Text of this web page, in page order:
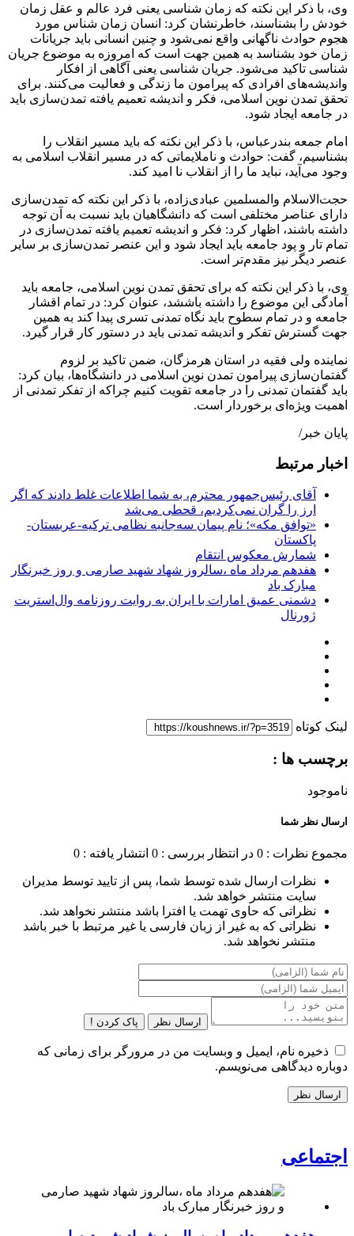
وی، با ذکر این نکته که زمان شناسی یعنی فرد عالم و عقل زمان
خودش را بشناسند، خاطرنشان کرد: انسان زمان شناس مورد
هجوم حوادث ناگهانی واقع نمی‌شود و چنین انسانی باید جریانات
زمان خود بشناسد به همین جهت است که امروزه به موضوع جریان
شناسی تاکید می‌شود. جریان شناسی یعنی آگاهی از افکار
واندیشه‌های افرادی که پیرامون ما زندگی و فعالیت می‌کنند. برای
تحقق تمدن نوین اسلامی، فکر و اندیشه تعمیم یافته تمدن‌‌سازی باید
در جامعه ایجاد شود.
امام جمعه بندرعباس، با ذکر این نکته که باید مسیر انقلاب را
بشناسیم، گفت: حوادث و ناملایماتی که در مسیر انقلاب اسلامی به
وجود می‌آید، نباید ما را از انقلاب نا امید کند.
حجت‌الاسلام والمسلمین عبادی‌زاده، با ذکر این نکته که تمدن‌سازی
دارای عناصر مختلفی است که دانشگاهیان باید نسبت به آن توجه
داشته باشند، اظهار کرد: فکر و اندیشه تعمیم یافته تمدن‌‌سازی در
تمام تار و پود جامعه باید ایجاد شود و این عنصر تمدن‌سازی بر سایر
عنصر دیگر نیز مقدم‌تر است.
وی، با ذکر این نکته که برای تحقق تمدن نوین اسلامی، جامعه باید
آمادگی این موضوع را داشته باششد، عنوان کرد: در تمام اقشار
جامعه و در تمام سطوح باید نگاه تمدنی تسری پیدا کند به همین
جهت گسترش تفکر و اندیشه تمدنی باید در دستور کار قرار گیرد.
نماینده ولی فقیه در استان هرمزگان، ضمن تاکید بر لزوم
گفتمان‌سازی پیرامون تمدن نوین اسلامی در دانشگاه‌ها، بیان کرد:
باید گفتمان تمدنی را در جامعه تقویت کنیم چراکه از تفکر تمدنی از
اهمیت ویژه‌ای برخوردار است.
پایان خبر/
اخبار مرتبط
آقای رئیس‌جمهور محترم، به شما اطلاعات غلط دادند که اگر
ارز را گران نمی‌کردیم، قحطی می‌شد
«توافق مکه»؛ نام پیمان سه‌جانبه نظامی ترکیه-عربستان-
پاکستان
شمارش معکوس انتقام
هفدهم مرداد ماه ،سالروز شهاد شهید صارمی و روز خبرنگار
مبارک باد
دشمنی عمیق امارات با ایران به روایت روزنامه وال‌استریت
ژورنال
لینک کوتاه
برچسب ها :
ناموجود
ارسال نظر شما
مجموع نظرات : 0 در انتظار بررسی : 0 انتشار یافته : 0
نظرات ارسال شده توسط شما، پس از تایید توسط مدیران
سایت منتشر خواهد شد.
نظراتی که حاوی تهمت یا افترا باشد منتشر نخواهد شد.
نظراتی که به غیر از زبان فارسی یا غیر مرتبط با خبر باشد
منتشر نخواهد شد.
ارسال نظر پاک کردن !
ذخیره نام، ایمیل و وبسایت من در مرورگر برای زمانی که
دوباره دیدگاهی می‌نویسم.
اجتماعی